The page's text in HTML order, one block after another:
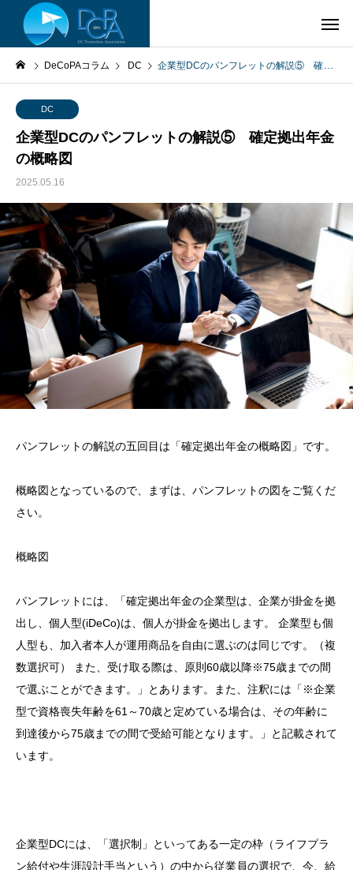
DeCoPAコラム DC 企業型DCのパンフレットの解説⑤ 確定拠出年金の概略図
DC
企業型DCのパンフレットの解説⑤ 確定拠出年金
の概略図
2025.05.16
パンフレットの解説の五回目は「確定拠出年金の概略図」です。
概略図となっているので、まずは、パンフレットの図をご覧くだ
さい。
概略図
パンフレットには、「確定拠出年金の企業型は、企業が掛金を拠
出し、個人型(iDeCo)は、個人が掛金を拠出します。 企業型も個
人型も、加入者本人が運用商品を自由に選ぶのは同じです。（複
数選択可） また、受け取る際は、原則60歳以降※75歳までの間
で選ぶことができます。」とあります。また、注釈には「※企業
型で資格喪失年齢を61～70歳と定めている場合は、その年齢に
到達後から75歳までの間で受給可能となります。」と記載されて
います。
企業型DCには、「選択制」といってある一定の枠（ライフプラ
ン給付や生涯設計手当という）の中から従業員の選択で、今、給